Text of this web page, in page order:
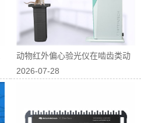
动物红外偏心验光仪在啮齿类动
物屈光研究中...
2026-07-28